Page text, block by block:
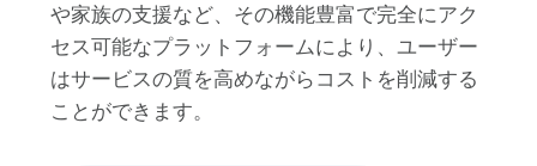
や家族の支援など、その機能豊富で完全にアク
セス可能なプラットフォームにより、ユーザー
はサービスの質を高めながらコストを削減する
ことができます。